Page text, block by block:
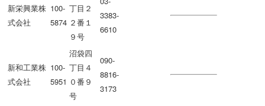
新栄興業株
式会社
100-
5874
丁目２
２番１
９号
3383-
6610
新和工業株
式会社
100-
5951
沼袋四
丁目４
０番９
号
090-
8816-
3173